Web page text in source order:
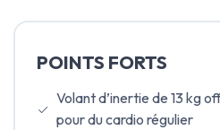
POINTS FORTS
Volant d’inertie de 13 kg
pour du cardio régulier